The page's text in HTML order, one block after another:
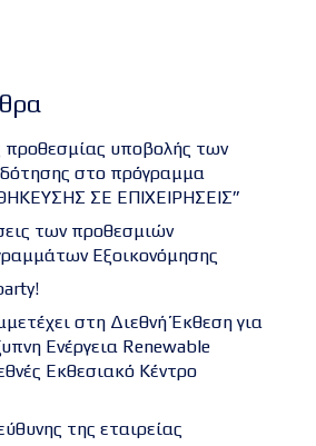
υποβολής των
στο πρόγραμμα
ΣΕ ΕΠΙΧΕΙΡΗΣΕΙΣ”
των προθεσμιών
Εξοικονόμησης
στη Διεθνή Έκθεση για
Ενέργεια Renewable
Εκθεσιακό Κέντρο
της εταιρείας